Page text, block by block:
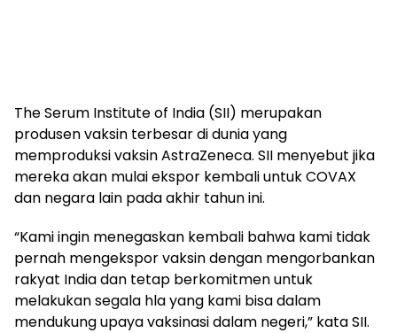
The Serum Institute of India (SII) merupakan
produsen vaksin terbesar di dunia yang
memproduksi vaksin AstraZeneca. SII menyebut jika
mereka akan mulai ekspor kembali untuk COVAX
dan negara lain pada akhir tahun ini.
“Kami ingin menegaskan kembali bahwa kami tidak
pernah mengekspor vaksin dengan mengorbankan
rakyat India dan tetap berkomitmen untuk
melakukan segala hla yang kami bisa dalam
mendukung upaya vaksinasi dalam negeri,” kata SII.